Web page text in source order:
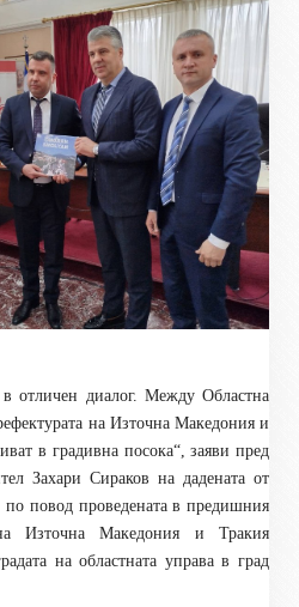
отличен диалог. Между Областна
на Източна Македония и
в градивна посока“, заяви пред
Захари Сираков на дадената от
по повод проведената в предишния
Източна Македония и Тракия
на областната управа в град